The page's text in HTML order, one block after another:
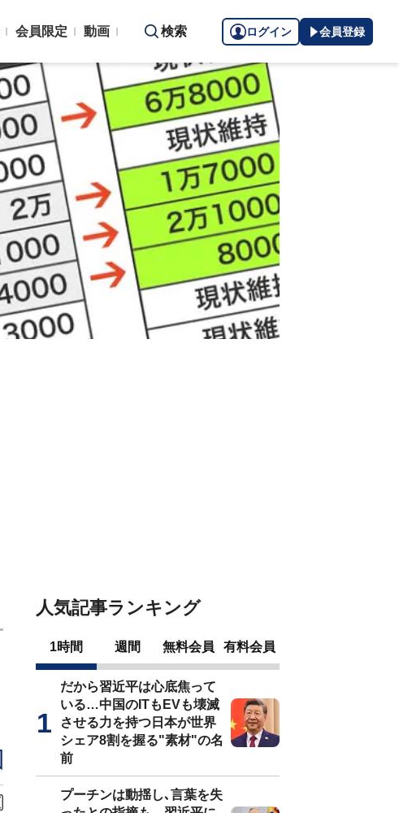
会員限定 動画 検索 ログイン 会員登録
人気記事ランキング
1時間 週間 無料会員 有料会員
だから習近平は心底焦って
いる…中国のITもEVも壊滅
させる力を持つ日本が世界
シェア8割を握る"素材"の名
前
プーチンは動揺し､言葉を失